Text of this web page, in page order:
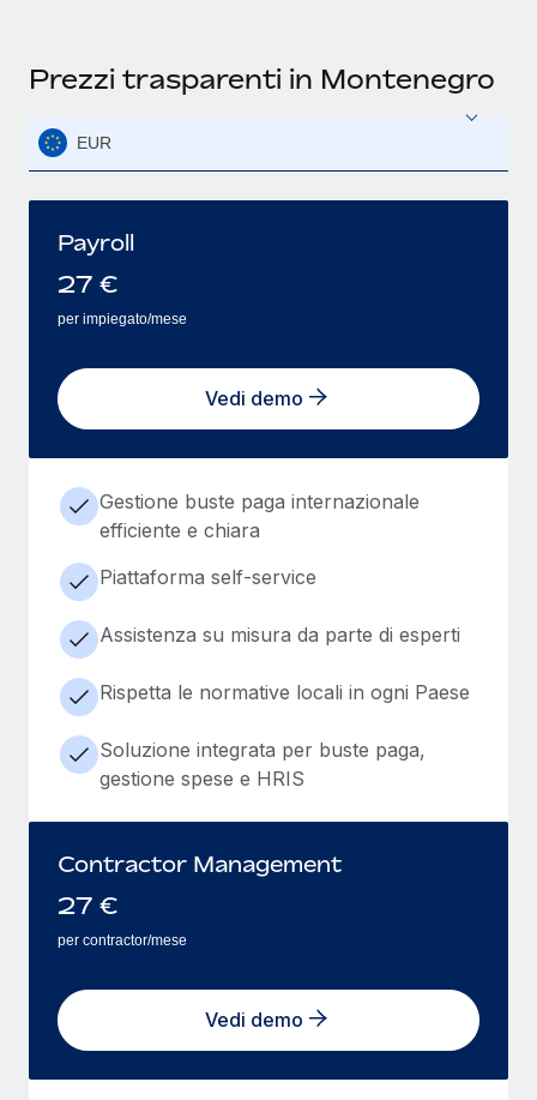
Prezzi trasparenti in Montenegro
EUR
Payroll
27 €
per impiegato/mese
Vedi demo
Gestione buste paga internazionale
efficiente e chiara
Piattaforma self-service
Assistenza su misura da parte di esperti
Rispetta le normative locali in ogni Paese
Soluzione integrata per buste paga,
gestione spese e HRIS
Contractor Management
27 €
per contractor/mese
Vedi demo